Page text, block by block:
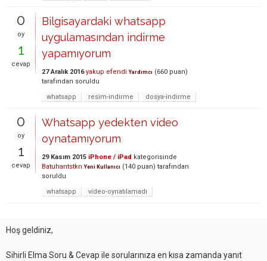
0
oy
1
cevap
Bilgisayardaki whatsapp
uygulamasından indirme
yapamıyorum
27 Aralık 2016 yakup efendi Yardımcı (660 puan)
tarafından soruldu
whatsapp
resim-indirme dosya-indirme
0
oy
1
cevap
Whatsapp yedekten video
oynatamıyorum
29 Kasım 2015 iPhone / iPad kategorisinde
Batuhantstkn Yeni Kullanıcı (140 puan) tarafından
soruldu
whatsapp
video-oynatılamadı
Hoş geldiniz,
Sihirli Elma Soru & Cevap ile sorularınıza en kısa zamanda yanıt